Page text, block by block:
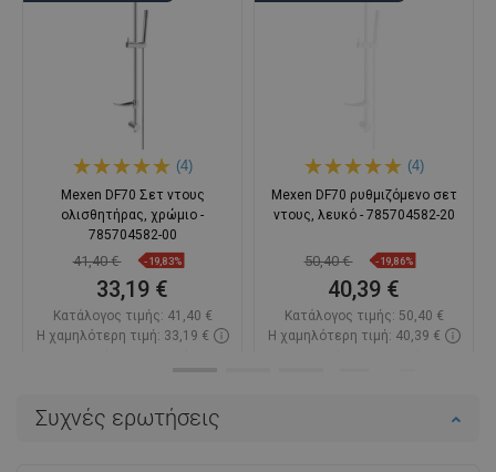
Συχνές ερωτήσεις
(4)
Mexen DF70 Σετ ντους
ολισθητήρας, χρώμιο -
785704582-00
41,40 € -19,83%
33,19 €
Κατάλογος τιμής: 41,40 €
Η χαμηλότερη τιμή: 33,19 €
(4)
Mexen DF70 ρυθμιζόμενο σετ
ντους, λευκό - 785704582-20
50,40 € -19,86%
40,39 €
Κατάλογος τιμής: 50,40 €
Η χαμηλότερη τιμή: 40,39 €